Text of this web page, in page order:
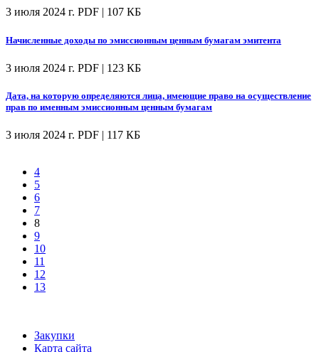
3 июля 2024 г. PDF | 107 КБ
Начисленные доходы по эмиссионным ценным бумагам эмитента
3 июля 2024 г. PDF | 123 КБ
Дата, на которую определяются лица, имеющие право на осуществление
прав по именным эмиссионным ценным бумагам
3 июля 2024 г. PDF | 117 КБ
4
5
6
7
8
9
10
11
12
13
Закупки
Карта сайта